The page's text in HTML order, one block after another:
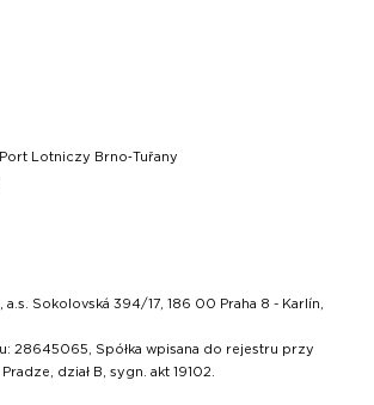
Lotniczy Brno‑Tuřany
Sokolovská 394/17, 186 00 Praha 8 - Karlín,
28645065, Spółka wpisana do rejestru przy
dział B, sygn. akt 19102.